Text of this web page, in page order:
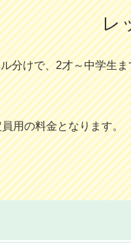
レ
分けで、2才～中学⽣
用の料金となります。